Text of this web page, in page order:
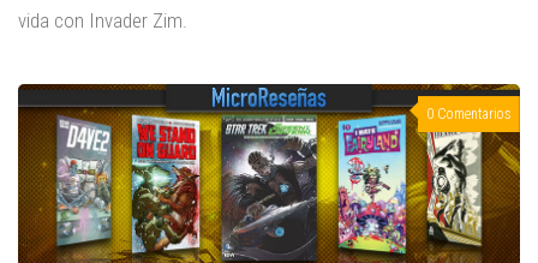
vida con Invader Zim.
0 Comentarios